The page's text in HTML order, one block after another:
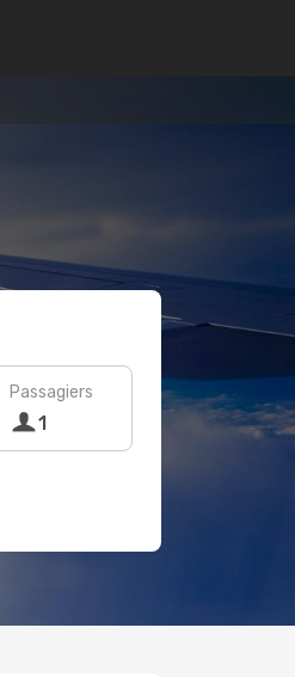
Passagiers
1